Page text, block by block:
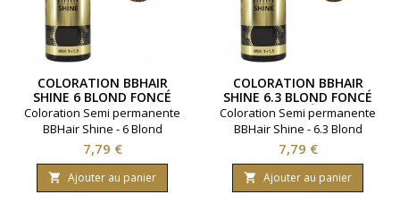
COLORATION BBHAIR
SHINE 6 BLOND FONCÉ
Coloration Semi permanente
BBHair Shine - 6 Blond
foncé.Ravive la couleur en
toute simplicité.Gamme :
BBHair. Marque : Generik.
Contenance 60 millimètres.
Prix
7,79 €
 Ajouter au panier
COLORATION BBHAIR
SHINE 6.3 BLOND FONCÉ
DORÉ
Coloration Semi permanente
BBHair Shine - 6.3 Blond
foncé doré.Ravive la couleur
en toute simplicité.Gamme :
BBHair. Marque : Generik.
Contenance 60 millimètres.
Prix
7,79 €
 Ajouter au panier